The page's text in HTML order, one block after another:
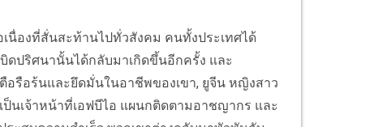
นื่องที่สั่นสะท้านไปทั่วสังคม คนทั้งประเทศได้
ดปริศนานั้นได้กลับมาเกิดขึ้นอีกครั้ง และ
รือร้นและยึดมั่นในอาชีพของเขา, ยูจีน หญิงสาว
ป็นเจ้าหน้าที่เอฟบีไอ แผนกติดตามอาชญากร และ